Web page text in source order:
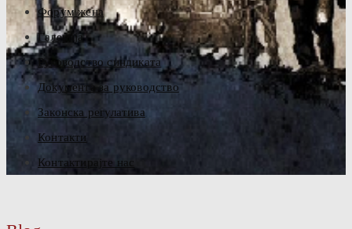
Форум жена
Галерија
Руководство синдиката
Документа за руководство
Законска регулатива
Контакти
Контактирајте нас